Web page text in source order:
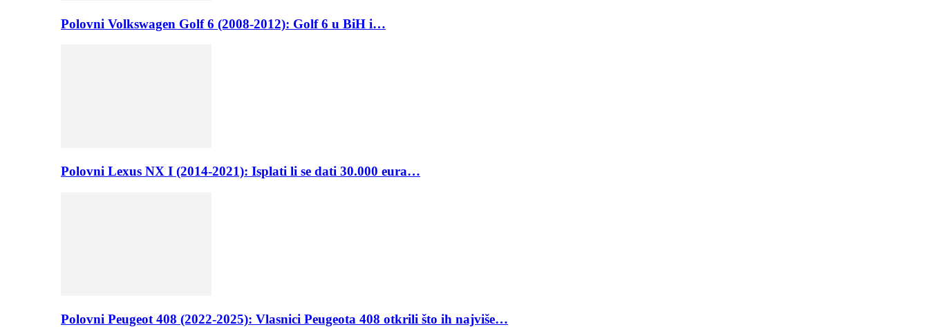
Polovni Volkswagen Golf 6 (2008-2012): Golf 6 u BiH i…
Polovni Lexus NX I (2014-2021): Isplati li se dati 30.000 eura…
Polovni Peugeot 408 (2022-2025): Vlasnici Peugeota 408 otkrili što ih najviše…